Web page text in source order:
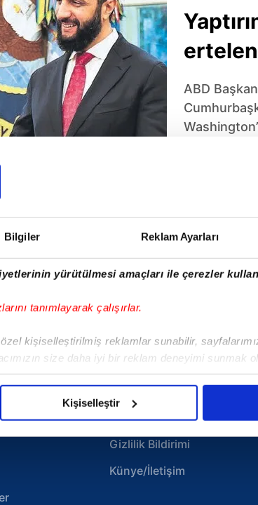
Bilgiler Reklam Ayarları
yürütülmesi amaçları ile çerezler
tanımlayarak çalışırlar.
kişiselleştirilmiş reklamlar sunabilir,
size daha iyi bir reklam deneyimi sunmak
gösterdiğimizi ve bu noktada, reklamların
Sitemizde kendimize ve üçüncü kişilere ait
işlenmekte olup gerekli olan çerezler bilgi toplumu
daha işlevsel kılınması ve
Kişiselleştir
ABD
Zirvenin
işlemler
Trump
Erdoğan
olanları çok
Gizlilik Bildirimi
Künye/İletişim